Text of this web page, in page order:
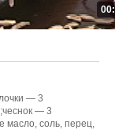
— 3
— 3
масло, соль, перец,